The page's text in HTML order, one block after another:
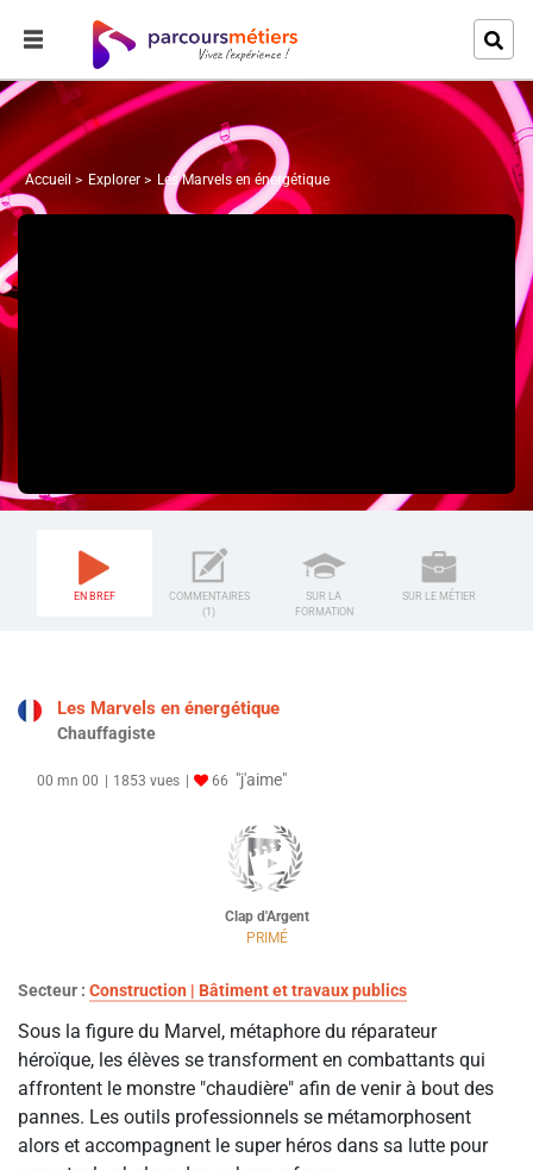
Accueil Explorer Les Marvels en énergétique
EN BREF
COMMENTAIRES
(1)
SUR LA
FORMATION
SUR LE MÉTIER
Les Marvels en énergétique
Chauffagiste
00 mn 00 1853 vues 66 "j'aime"
Clap d'Argent
PRIMÉ
Secteur : Construction | Bâtiment et travaux publics
Sous la figure du Marvel, métaphore du réparateur
héroïque, les élèves se transforment en combattants qui
affrontent le monstre "chaudière" afin de venir à bout des
pannes. Les outils professionnels se métamorphosent
alors et accompagnent le super héros dans sa lutte pour